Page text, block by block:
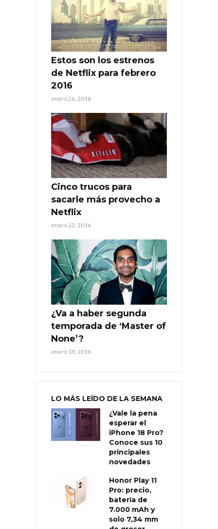
Estos son los estrenos
de Netflix para febrero
2016
enero 26, 2016
Cinco trucos para
sacarle más provecho a
Netflix
enero 22, 2016
¿Va a haber segunda
temporada de ‘Master of
None’?
enero 19, 2016
LO MÁS LEÍDO DE LA SEMANA
¿Vale la pena
esperar el
iPhone 18 Pro?
Conoce sus 10
principales
novedades
Honor Play 11
Pro: precio,
batería de
7.000 mAh y
solo 7,34 mm